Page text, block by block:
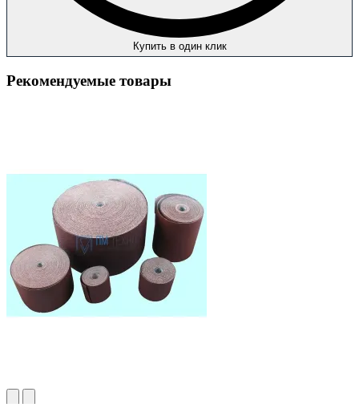
Купить в один клик
Рекомендуемые товары